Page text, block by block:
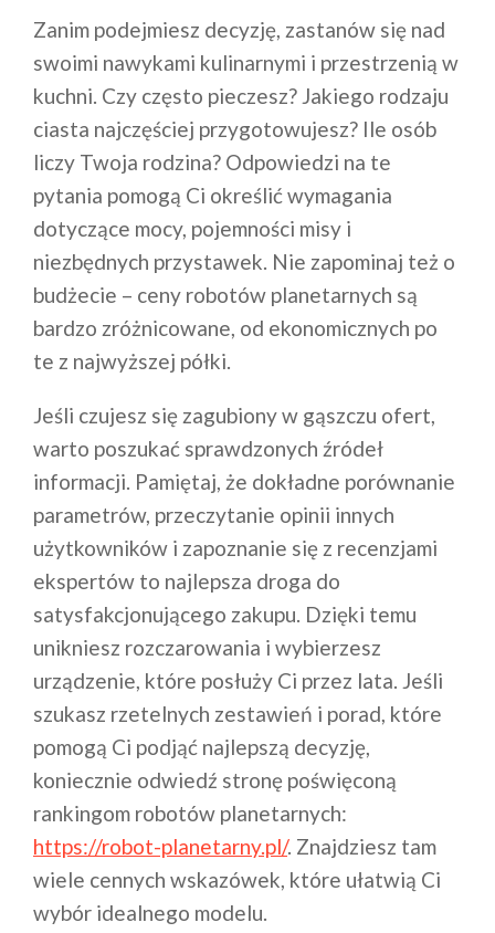
Zanim podejmiesz decyzję, zastanów się nad
swoimi nawykami kulinarnymi i przestrzenią w
kuchni. Czy często pieczesz? Jakiego rodzaju
ciasta najczęściej przygotowujesz? Ile osób
liczy Twoja rodzina? Odpowiedzi na te
pytania pomogą Ci określić wymagania
dotyczące mocy, pojemności misy i
niezbędnych przystawek. Nie zapominaj też o
budżecie – ceny robotów planetarnych są
bardzo zróżnicowane, od ekonomicznych po
te z najwyższej półki.
Jeśli czujesz się zagubiony w gąszczu ofert,
warto poszukać sprawdzonych źródeł
informacji. Pamiętaj, że dokładne porównanie
parametrów, przeczytanie opinii innych
użytkowników i zapoznanie się z recenzjami
ekspertów to najlepsza droga do
satysfakcjonującego zakupu. Dzięki temu
unikniesz rozczarowania i wybierzesz
urządzenie, które posłuży Ci przez lata. Jeśli
szukasz rzetelnych zestawień i porad, które
pomogą Ci podjąć najlepszą decyzję,
koniecznie odwiedź stronę poświęconą
rankingom robotów planetarnych:
https://robot-planetarny.pl/. Znajdziesz tam
wiele cennych wskazówek, które ułatwią Ci
wybór idealnego modelu.